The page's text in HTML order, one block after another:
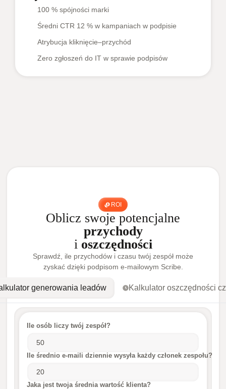
100 % spójności marki
Średni CTR 12 % w kampaniach w podpisie
Atrybucja kliknięcie–przychód
Zero zgłoszeń do IT w sprawie podpisów
ROI
Oblicz swoje potencjalne
przychody
i oszczędności
Sprawdź, ile przychodów i czasu twój zespół może
zyskać dzięki podpisom e-mailowym Scribe.
generowania leadów Kalkulator oszczędności
Ile osób liczy twój zespół?
Ile średnio e-maili dziennie wysyła każdy członek zespołu?
Jaka jest twoja średnia wartość klienta?